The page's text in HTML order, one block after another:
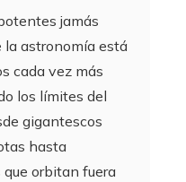
jamás
la astronomía está
cada vez más
los límites del
gigantescos
hasta
orbitan fuera